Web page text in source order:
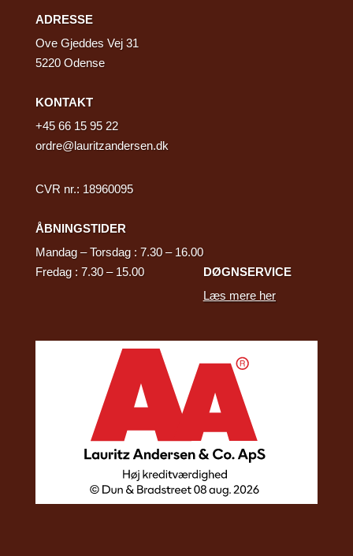
ADRESSE
Ove Gjeddes Vej 31
5220 Odense
KONTAKT
+45 66 15 95 22
ordre@lauritzandersen.dk
CVR nr.: 18960095​
ÅBNINGSTIDER
Mandag – Torsdag : 7.30 – 16.00
Fredag : 7.30 – 15.00
DØGNSERVICE
Læs mere her